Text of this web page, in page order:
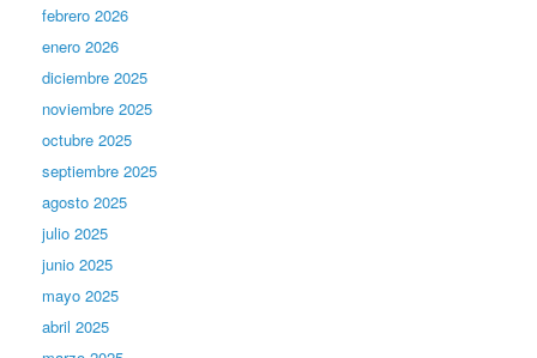
febrero 2026
enero 2026
diciembre 2025
noviembre 2025
octubre 2025
septiembre 2025
agosto 2025
julio 2025
junio 2025
mayo 2025
abril 2025